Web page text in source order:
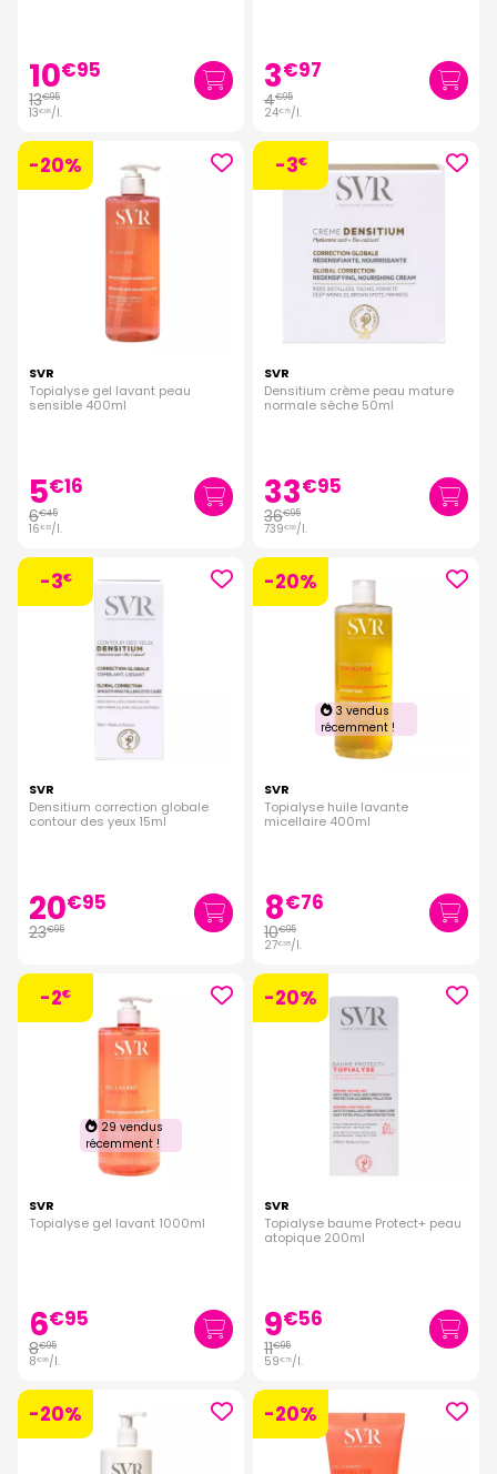
10€95
13€95
13€95/l.
3€97
4€95
24€75/l.
-20%
SVR
Topialyse gel lavant peau
sensible 400ml
5€16
6€45
16€ 13/l.
-3€
SVR
Densitium crème peau mature
normale sèche 50ml
33€95
36€95
739€00/l.
-3€
SVR
Densitium correction globale
contour des yeux 15ml
20€95
23€95
-20%
3 vendus
récemment !
SVR
Topialyse huile lavante
micellaire 400ml
8€76
10€95
27€38/l.
-2€
29 vendus
récemment !
SVR
Topialyse gel lavant 1000ml
6€95
8€95
8€95/l.
-20%
SVR
Topialyse baume Protect+ peau
atopique 200ml
9€56
11€95
59€75/l.
-20% -20%